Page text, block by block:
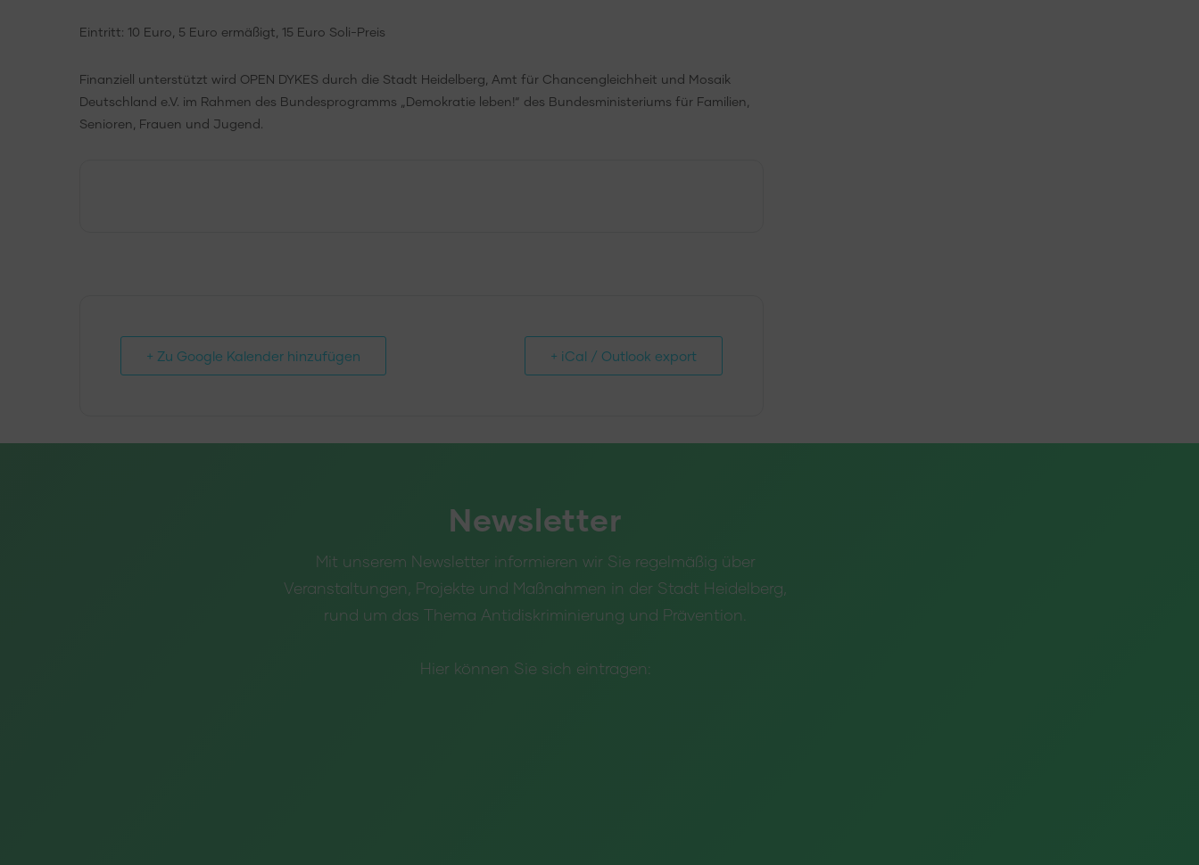
Eintritt: 10 Euro, 5 Euro ermäßigt, 15 Euro Soli-Preis
Finanziell unterstützt wird OPEN DYKES durch die Stadt Heidelberg, Amt für Chancengleichheit und Mosaik
Deutschland e.V. im Rahmen des Bundesprogramms „Demokratie leben!“ des Bundesministeriums für Familien,
Senioren, Frauen und Jugend.
+ Zu Google Kalender hinzufügen + iCal / Outlook export
Newsletter
Mit unserem Newsletter informieren wir Sie regelmäßig über
Veranstaltungen, Projekte und Maßnahmen in der Stadt Heidelberg,
rund um das Thema Antidiskriminierung und Prävention.
Hier können Sie sich eintragen: